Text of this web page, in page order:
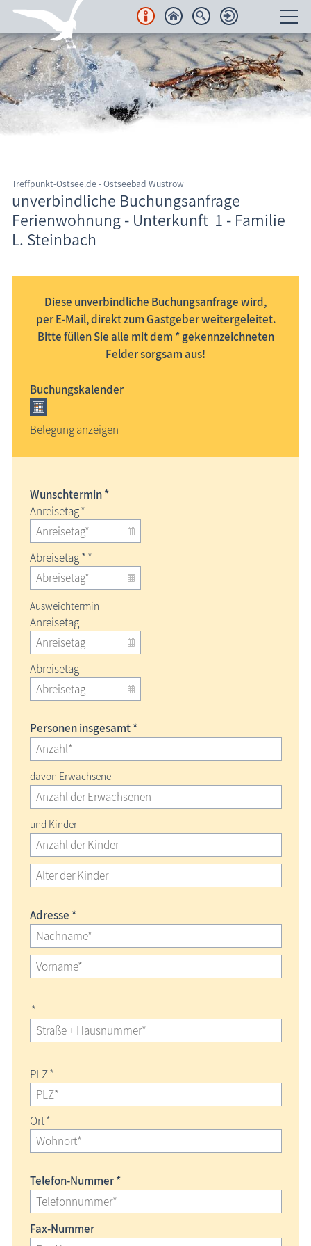
Unterkünfte
Regionales
Urlaubsorte
Freizeit
Wissenswertes
Blog
Treffpunkt-Ostsee.de - Ostseebad Wustrow
unverbindliche Buchungsanfrage
Ferienwohnung - Unterkunft 1 - Familie
L. Steinbach
Diese unverbindliche Buchungsanfrage wird,
per E-Mail, direkt zum Gastgeber weitergeleitet.
Bitte füllen Sie alle mit dem * gekennzeichneten
Felder sorgsam aus!
Buchungskalender
Belegung anzeigen
Wunschtermin *
Anreisetag*
Abreisetag **
Ausweichtermin
Anreisetag
Abreisetag
Personen insgesamt *
davon Erwachsene
und Kinder
Adresse *
*
PLZ*
Ort*
Telefon-Nummer *
Fax-Nummer